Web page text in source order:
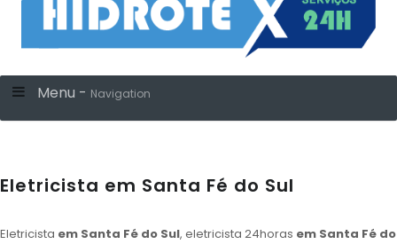
Menu - Navigation
Eletricista em Santa Fé do Sul
Eletricista em Santa Fé do Sul, eletricista 24horas em Santa Fé do